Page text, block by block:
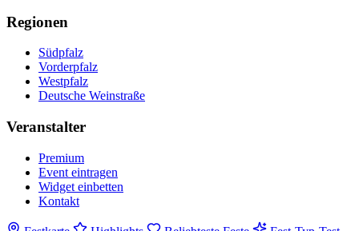
Regionen
Südpfalz
Vorderpfalz
Westpfalz
Deutsche Weinstraße
Veranstalter
Premium
Event eintragen
Widget einbetten
Kontakt